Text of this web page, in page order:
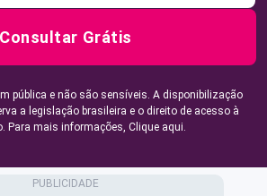
Consultar Grátis
pública e não são sensíveis. A disponibilização
a legislação brasileira e o direito de acesso à
Para mais informações, Clique aqui.